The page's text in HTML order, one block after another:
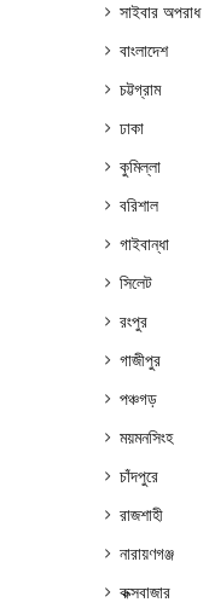
সাইবার অপরাধ
বাংলাদেশ
চট্টগ্রাম
ঢাকা
কুমিল্লা
বরিশাল
গাইবান্ধা
সিলেট
রংপুর
গাজীপুর
পঞ্চগড়
ময়মনসিংহ
চাঁদপুরে
রাজশাহী
নারায়ণগঞ্জ
কক্সবাজার